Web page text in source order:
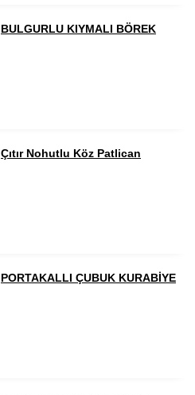
BULGURLU KIYMALI BÖREK
Çıtır Nohutlu Köz Patlican
PORTAKALLI ÇUBUK KURABİYE